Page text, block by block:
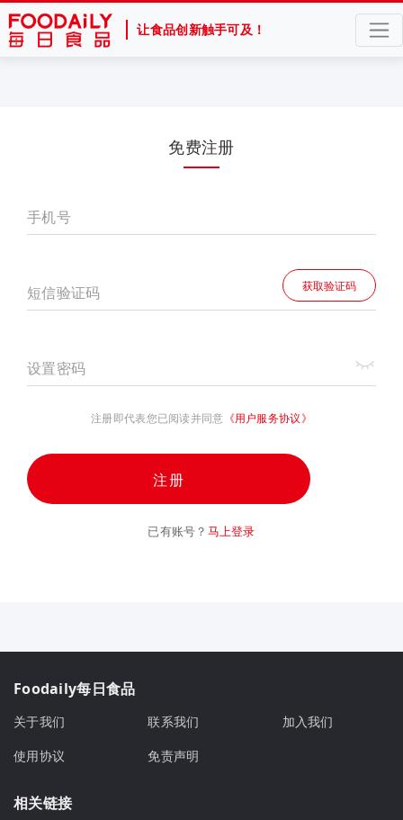
让食品创新触手可及！
免费注册
手机号
短信验证码 获取验证码
设置密码
注册即代表您已阅读并同意 《用户服务协议》
注册
已有账号？ 马上登录
Foodaily每日食品
关于我们 联系我们
加入我们
使用协议
免责声明
相关链接